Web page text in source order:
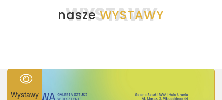
WYSTAWY
naszeWYSTAWY
Wystawy